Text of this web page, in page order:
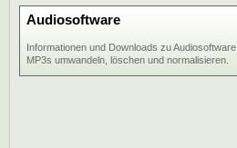
Audiosoftware
Informationen und Downloads zu Audiosoftware,
MP3s umwandeln, löschen und normalisieren.